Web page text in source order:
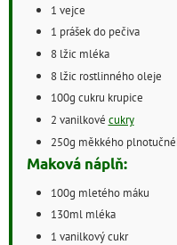
1 vejce
1 prášek do pečiva
8 lžic mléka
8 lžic rostlinného oleje
100g cukru krupice
2 vanilkové cukry
250g měkkého
Maková náplň:
100g mletého máku
130ml mléka
1 vanilkový cukr